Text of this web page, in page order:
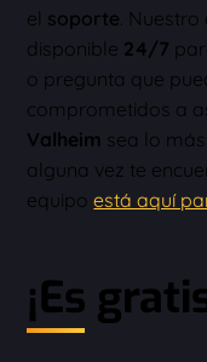
el soporte.
disponible 24/7
o pregunta que
comprometidos a
Valheim sea lo
alguna vez te
equipoestá aquí
¡Es